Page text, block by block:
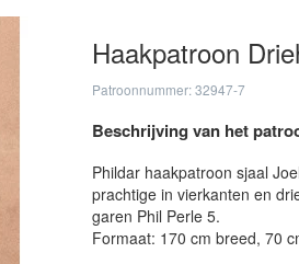
Haakpatroon
Patroonnummer: 32947-7
Beschrijving van het
Phildar haakpatroon sjaal
prachtige in vierkanten en
garen Phil Perle 5.
Formaat: 170 cm breed, 70